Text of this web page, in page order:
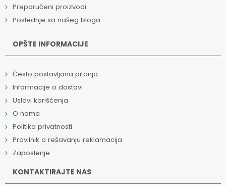
Preporučeni proizvodi
Poslednje sa našeg bloga
OPŠTE INFORMACIJE
Često postavljana pitanja
Informacije o dostavi
Uslovi korišćenja
O nama
Politika privatnosti
Pravilnik o rešavanju reklamacija
Zaposlenje
KONTAKTIRAJTE NAS